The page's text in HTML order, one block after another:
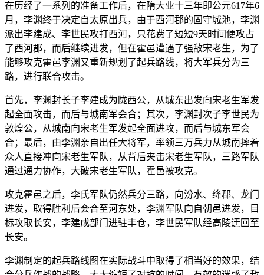
在历经了一系列的准备工作后，在隋大业十三年即公元617年6
月，李渊终于决定自太原出兵，由于西河郡的固守城池，李渊
派出李建成、李世民攻打西河，只花费了短短9天时间便攻占
了西河郡，而后继续进发，但在霍邑遭遇了强敌宋老生，为了
能够攻克霍邑李渊又重新规划了起兵路线，将大军兵分为三
路，进行联合攻击。
首先，李渊封长子李建成为陇西公，从城东出发向宋老生军发
起全面攻击，而后与城南军会合；其次，李渊封次子李世民为
敦煌公，从城南向宋老生军发起全面进攻，而后与城东军会
合；最后，由李渊亲自出任大将军，率领三万兵力从城南摔着
众人直接冲向宋老生军队，从背后夹击宋老生军队，三路军队
通过通力协作，大破宋老生军队，霍邑被攻克。
攻克霍邑之后，李氏军队仍然兵分三路，向汾水、绛郡、龙门
进发，取得胜利后会合至河东处，李渊军队向自朝邑进发，目
标攻取长安，李建成部门进驻丰仓，李世民军队经高陵迂回至
长安。
李渊制定的起兵路线图在实际战斗中取得了相当好的效果，结